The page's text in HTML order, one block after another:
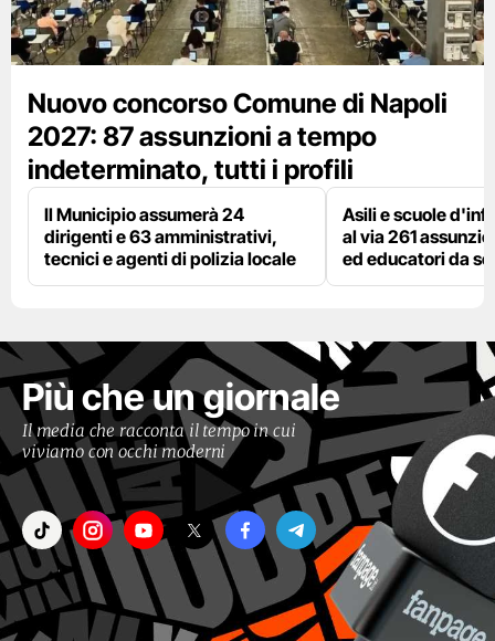
Nuovo concorso Comune di Napoli
2027: 87 assunzioni a tempo
indeterminato, tutti i profili
Il Municipio assumerà 24
dirigenti e 63 amministrativi,
tecnici e agenti di polizia locale
Asili e scuole
al via 261
ed educatori da
Più che un giornale
Il media che racconta il tempo in cui
viviamo con occhi moderni